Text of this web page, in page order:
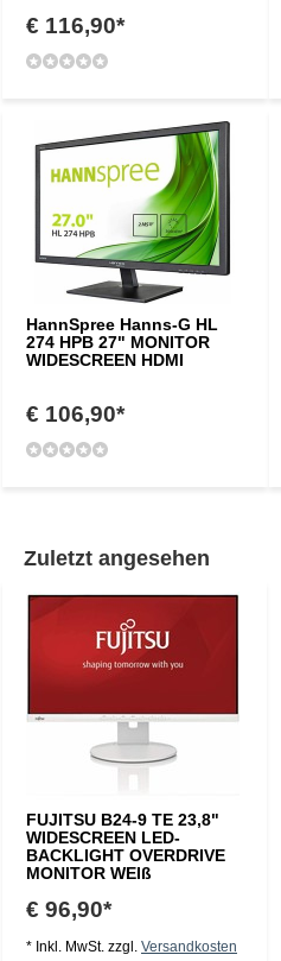
€ 116,90*
HannSpree Hanns-G HL
274 HPB 27" MONITOR
WIDESCREEN HDMI
€ 106,90*
Zuletzt angesehen
FUJITSU B24-9 TE 23,8"
WIDESCREEN LED-
BACKLIGHT OVERDRIVE
MONITOR WEIß
€ 96,90*
* Inkl. MwSt. zzgl. Versandkosten